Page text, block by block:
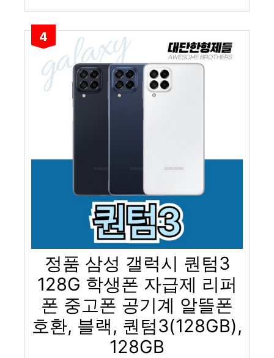
4
정품 삼성 갤럭시 퀀텀3
128G 학생폰 자급제 리퍼
폰 중고폰 공기계 알뜰폰
호환, 블랙, 퀀텀3(128GB),
128GB